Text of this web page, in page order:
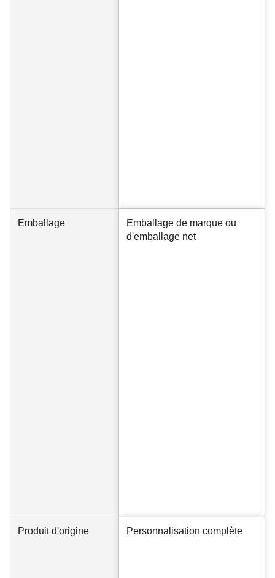
Emballage
Emballage de marque ou
d'emballage net
Produit d'origine Personnalisation complète